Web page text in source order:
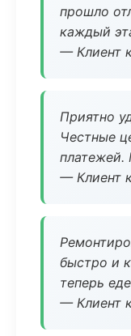
прошло
каждый
— Клиент
Приятно
Честные
— Клиент
быстро и
теперь
— Клиент